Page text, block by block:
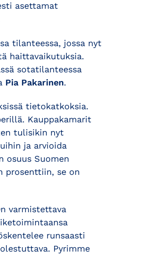
asettamat
tilanteessa, jossa nyt
haittavaikutuksia.
sotatilanteessa
Pia Pakarinen.
tietokatkoksia.
Kauppakamarit
tulisikin nyt
ja arvioida
osuus Suomen
prosenttiin, se on
varmistettava
runsaasti
Pyrimme